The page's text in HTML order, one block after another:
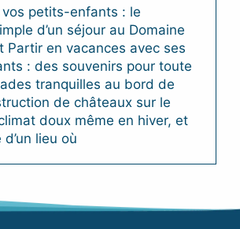
vos petits-enfants : le
d’un séjour au Domaine
Partir en vacances avec ses
: des souvenirs pour toute
tranquilles au bord de
de châteaux sur le
doux même en hiver, et
lieu où